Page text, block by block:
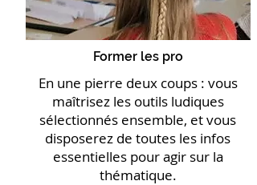
Former les pro
En une pierre deux coups : vous
maîtrisez les outils ludiques
sélectionnés ensemble, et vous
disposerez de toutes les infos
essentielles pour agir sur la
thématique.